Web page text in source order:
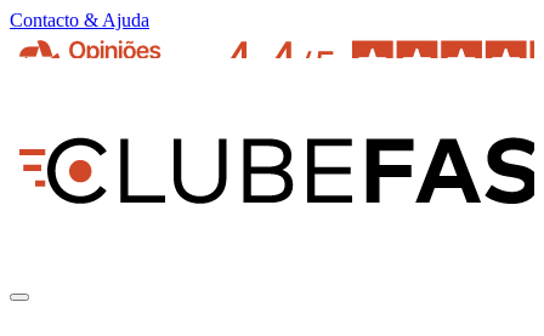
Contacto & Ajuda